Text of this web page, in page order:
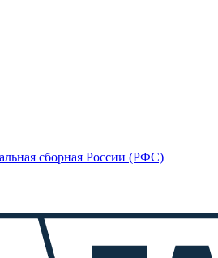
сборная России (РФС)